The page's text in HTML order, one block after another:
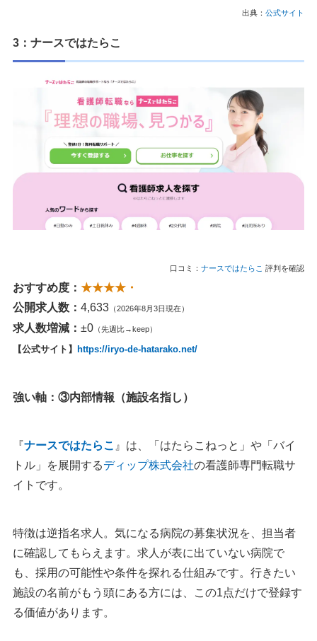
出典： 公式サイト
3：ナースではたらこ
口コミ： ナースではたらこ 評判を確認
おすすめ度： ★★★★・
公開求人数： 4,633 （2026年8月3日現在）
求人数増減： ±0 （先週比→keep）
【公式サイト】 https://iryo-de-hatarako.net/
強い軸：③内部情報（施設名指し）
『ナースではたらこ 』は、「はたらこねっと」や「バイ
トル」を展開するディップ株式会社の看護師専門転職サ
イトです。
特徴は逆指名求人。気になる病院の募集状況を、担当者
に確認してもらえます。求人が表に出ていない病院で
も、採用の可能性や条件を探れる仕組みです。行きたい
施設の名前がもう頭にある方には、この1点だけで登録す
る価値があります。